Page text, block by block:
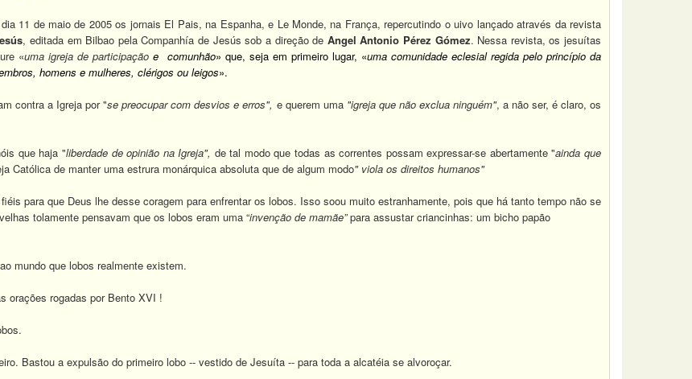
11 de maio de 2005 os jornais El Pais, na Espanha, e Le Monde, na França, repercutindo o uivo lançado através da revista
, editada em Bilbao pela Companhía de Jesús sob a direção de Angel Antonio Pérez Gómez. Nessa revista, os jesuítas
«uma igreja de participação e comunhão» que, seja em primeiro lugar, «uma comunidade eclesial regida pelo princípio da
homens e mulheres, clérigos ou leigos».
contra a Igreja por "se preocupar com desvios e erros", e querem uma "igreja que não exclua ninguém", a não ser, é claro, os
que haja "liberdade de opinião na Igreja", de tal modo que todas as correntes possam expressar-se abertamente "ainda que
Católica de manter uma estrura monárquica absoluta que de algum modo" viola os direitos humanos"
para que Deus lhe desse coragem para enfrentar os lobos. Isso soou muito estranhamente, pois que há tanto tempo não se
tolamente pensavam que os lobos eram uma “invenção de mamãe”para assustar criancinhas: um bicho papão
mundo que lobos realmente existem.
orações rogadas por Bento XVI !
Bastou a expulsão do primeiro lobo -- vestido de Jesuíta -- para toda a alcatéia se alvoroçar.